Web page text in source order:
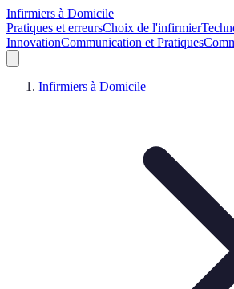
Infirmiers à Domicile
Pratiques et erreursChoix de l'infirmier
InnovationCommunication et Pratiques
Infirmiers à Domicile